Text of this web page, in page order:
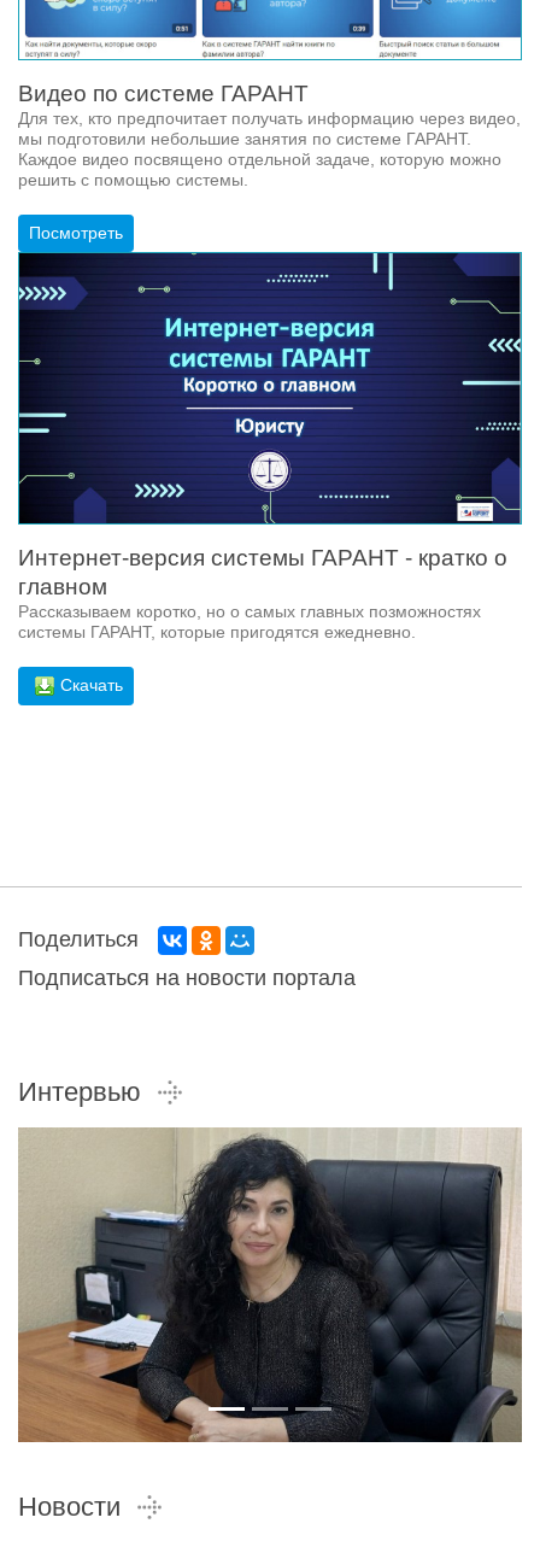
Интернет-версия системы ГАРАНТ - кратко о
главном
Рассказываем коротко, но о самых главных позможностях
системы ГАРАНТ, которые пригодятся ежедневно.
Скачать
Видео по системе ГАРАНТ
Для тех, кто предпочитает получать информацию через видео,
мы подготовили небольшие занятия по системе ГАРАНТ.
Каждое видео посвящено отдельной задаче, которую можно
решить с помощью системы.
Посмотреть
Поделиться
Подписаться на новости портала
Интервью
Новости